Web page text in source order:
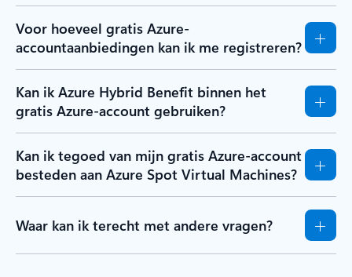
Voor hoeveel gratis Azure-
accountaanbiedingen kan ik me registreren?
Kan ik Azure Hybrid Benefit binnen het
gratis Azure-account gebruiken?
Kan ik tegoed van mijn gratis Azure-account
besteden aan Azure Spot Virtual Machines?
Waar kan ik terecht met andere vragen?